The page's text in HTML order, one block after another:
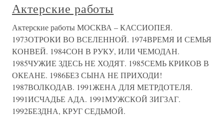
Актерские работы
Актерские работы МОСКВА – КАССИОПЕЯ.
1973ОТРОКИ ВО ВСЕЛЕННОЙ. 1974ВРЕМЯ И СЕМЬЯ
КОНВЕЙ. 1984СОН В РУКУ, ИЛИ ЧЕМОДАН.
1985ЧУЖИЕ ЗДЕСЬ НЕ ХОДЯТ. 1985СЕМЬ КРИКОВ В
ОКЕАНЕ. 1986БЕЗ СЫНА НЕ ПРИХОДИ!
1987ВОЛКОДАВ. 1991ЖЕНА ДЛЯ МЕТРДОТЕЛЯ.
1991ИСЧАДЬЕ АДА. 1991МУЖСКОЙ ЗИГЗАГ.
1992БЕЗДНА, КРУГ СЕДЬМОЙ.